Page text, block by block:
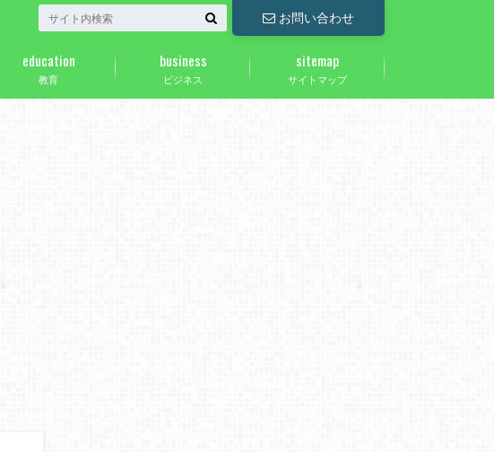
お問い合わせ
教育
education
ビジネス
business
サイトマップ
sitemap